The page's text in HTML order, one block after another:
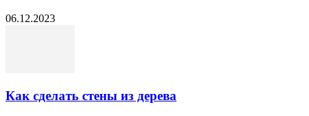
06.12.2023
Как сделать стены из дерева